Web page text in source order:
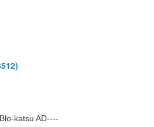
katsu AD----